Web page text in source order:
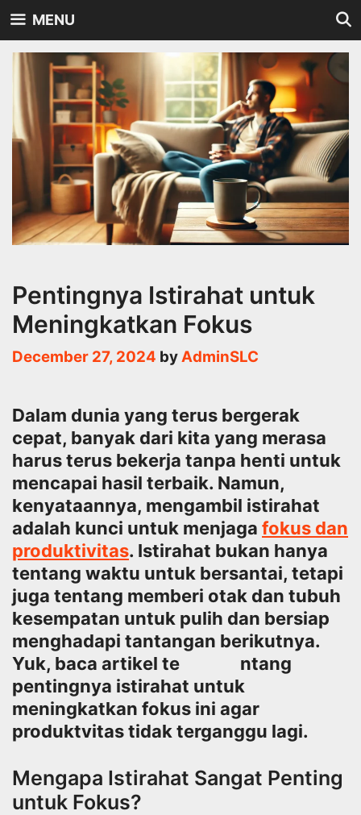
Skip
content
MENU
Pentingnya Istirahat untuk
Meningkatkan Fokus
December 27, 2024 byAdminSLC
Dalam dunia yang terus bergerak
cepat, banyak dari kita yang merasa
harus terus bekerja tanpa henti untuk
mencapai hasil terbaik. Namun,
kenyataannya, mengambil istirahat
adalah kunci untuk menjaga fokus dan
produktivitas. Istirahat bukan hanya
tentang waktu untuk bersantai, tetapi
juga tentang memberi otak dan tubuh
kesempatan untuk pulih dan bersiap
menghadapi tantangan berikutnya.
Yuk, baca artikel te ntang
pentingnya istirahat untuk
meningkatkan fokus ini agar
produktvitas tidak terganggu lagi.
Mengapa Istirahat Sangat Penting
untuk Fokus?